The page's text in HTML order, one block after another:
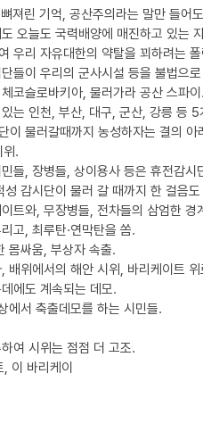
져린 기억, 공산주의라는 말만 들어
오늘도 국력배양에 매진하고 있는
우리 자유대한의 약탈을 꾀하려는
들이 우리의 군사시설 등을 불법으
코슬로바키아, 물러가라 공산 스파이.
는 인천, 부산, 대구, 군산, 강릉 등 5
이 물러갈때까지 농성하자는 결의 아
위.
들, 장병들, 상이용사 등은 휴전감시
감시단이 물러 갈 때까지 한 걸음
트와, 무장병들, 전차들의 삼엄한 경
고, 최루탄·연막탄을 쏨.
몸싸움, 부상자 속출.
배위에서의 해안 시위, 바리케이트
에도 계속되는 데모.
에서 축출데모를 하는 시민들.
여 시위는 점점 더 고조.
이 바리케이